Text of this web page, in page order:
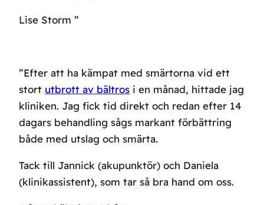
Lise Storm ”
”Efter att ha kämpat med smärtorna vid ett
stort utbrott av bältros i en månad, hittade jag
kliniken. Jag fick tid direkt och redan efter 14
dagars behandling sågs markant förbättring
både med utslag och smärta.
Tack till Jannick (akupunktör) och Daniela
(klinikassistent), som tar så bra hand om oss.